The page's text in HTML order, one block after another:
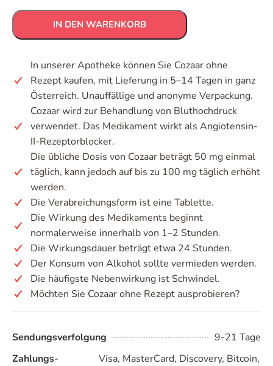
IN DEN WARENKORB
In unserer Apotheke können Sie Cozaar ohne
Rezept kaufen, mit Lieferung in 5–14 Tagen in ganz
Österreich. Unauffällige und anonyme Verpackung.
Cozaar wird zur Behandlung von Bluthochdruck
verwendet. Das Medikament wirkt als Angiotensin-
II-Rezeptorblocker.
Die übliche Dosis von Cozaar beträgt 50 mg einmal
täglich, kann jedoch auf bis zu 100 mg täglich erhöht
werden.
Die Verabreichungsform ist eine Tablette.
Die Wirkung des Medikaments beginnt
normalerweise innerhalb von 1–2 Stunden.
Die Wirkungsdauer beträgt etwa 24 Stunden.
Der Konsum von Alkohol sollte vermieden werden.
Die häufigste Nebenwirkung ist Schwindel.
Möchten Sie Cozaar ohne Rezept ausprobieren?
Sendungsverfolgung
9-21 Tage
Zahlungs-
Visa, MasterCard, Discovery, Bitcoin,